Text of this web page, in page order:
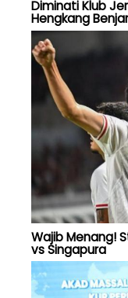
Diminati Klub
Hengkang
Wajib Menang!
vs Singapura